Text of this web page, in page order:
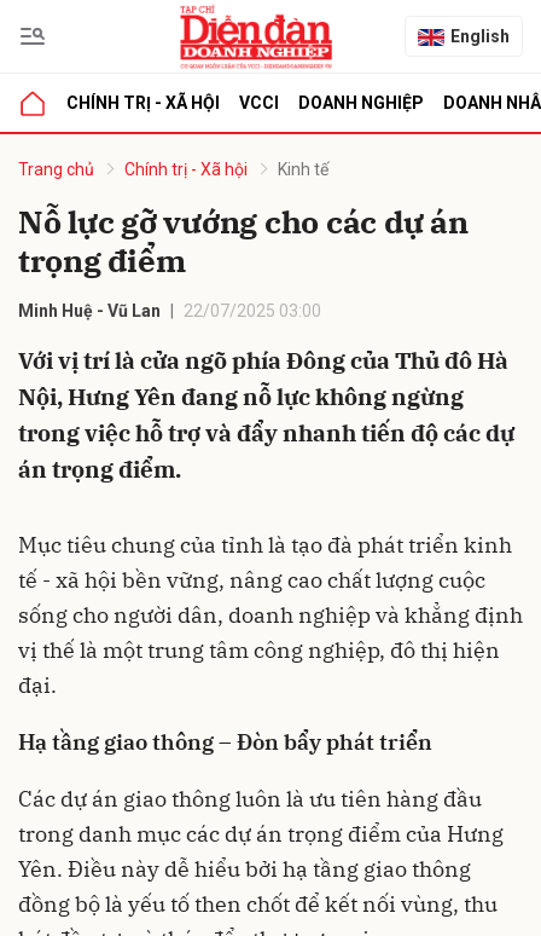
English
CHÍNH TRỊ - XÃ HỘI VCCI DOANH NGHIỆP DOANH
Trang chủ Chính trị - Xã hội Kinh tế
Nỗ lực gỡ vướng cho các dự án
trọng điểm
Minh Huệ - Vũ Lan 22/07/2025 03:00
Với vị trí là cửa ngõ phía Đông của Thủ đô Hà
Nội, Hưng Yên đang nỗ lực không ngừng
trong việc hỗ trợ và đẩy nhanh tiến độ các dự
án trọng điểm.
Mục tiêu chung của tỉnh là tạo đà phát triển kinh
tế - xã hội bền vững, nâng cao chất lượng cuộc
sống cho người dân, doanh nghiệp và khẳng định
vị thế là một trung tâm công nghiệp, đô thị hiện
đại.
Hạ tầng giao thông – Đòn bẩy phát triển
Các dự án giao thông luôn là ưu tiên hàng đầu
trong danh mục các dự án trọng điểm của Hưng
Yên. Điều này dễ hiểu bởi hạ tầng giao thông
đồng bộ là yếu tố then chốt để kết nối vùng, thu
luận
Hủy